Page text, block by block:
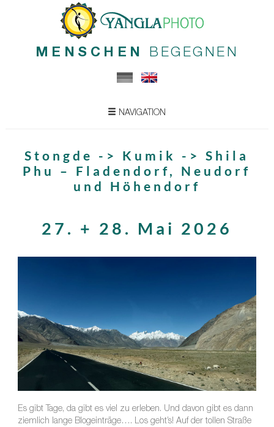
MENSCHEN BEGEGNEN
NAVIGATION
Stongde -> Kumik -> Shila
Phu – Fladendorf, Neudorf
und Höhendorf
27. + 28. Mai 2026
Es gibt Tage, da gibt es viel zu erleben. Und davon gibt es dann
ziemlich lange Blogeinträge…. Los geht’s! Auf der tollen Straße